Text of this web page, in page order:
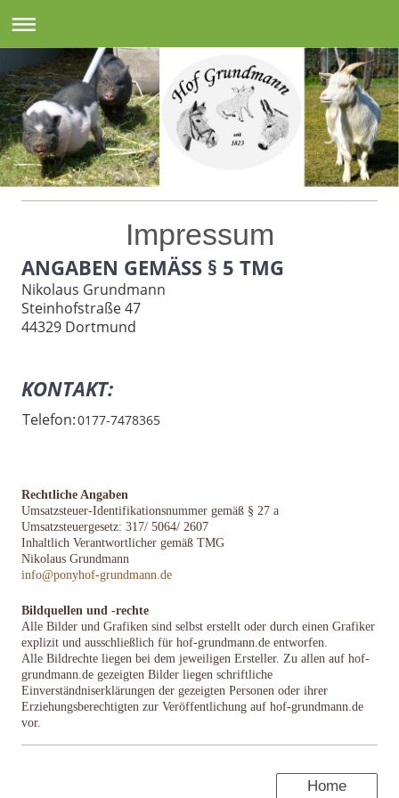
Impressum
ANGABEN GEMÄSS § 5 TMG
Nikolaus Grundmann
Steinhofstraße 47
44329 Dortmund
KONTAKT:
Telefon:0177-7478365
Rechtliche Angaben
Umsatzsteuer-Identifikationsnummer gemäß § 27 a
Umsatzsteuergesetz: 317/ 5064/ 2607
Inhaltlich Verantwortlicher gemäß TMG
Nikolaus Grundmann
info@ponyhof-grundmann.de
Bildquellen und -rechte
Alle Bilder und Grafiken sind selbst erstellt oder durch einen Grafiker
explizit und ausschließlich für hof-grundmann.de entworfen.
Alle Bildrechte liegen bei dem jeweiligen Ersteller. Zu allen auf hof-
grundmann.de gezeigten Bilder liegen schriftliche
Einverständniserklärungen der gezeigten Personen oder ihrer
Erziehungsberechtigten zur Veröffentlichung auf hof-grundmann.de
vor.
Home